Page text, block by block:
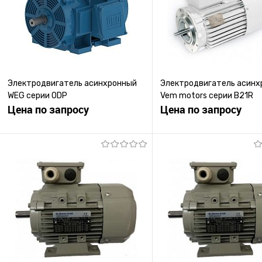
Электродвигатель асинхронный
WEG серии ODP
Цена по запросу
Запросить цену
Купить в 1 клик
К сравнению
В избранное
Под заказ
Электродвигатель
Vem motors серии B21R
Цена по запросу
Запросить
Купить в 1 клик
К
В избранное
Под